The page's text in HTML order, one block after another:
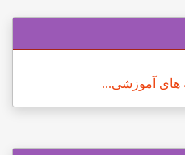
های آموزشی...